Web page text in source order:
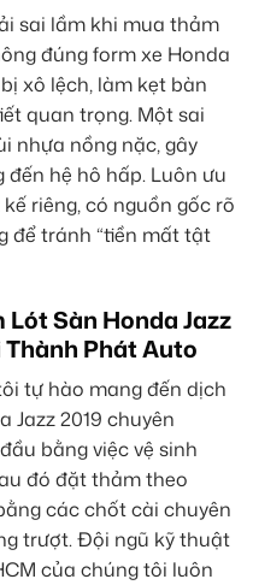
sai lầm khi mua thảm
đúng form xe Honda
xô lệch, làm kẹt bàn
quan trọng. Một sai
nhựa nồng nặc, gây
hệ hô hấp. Luôn ưu
riêng, có nguồn gốc rõ
để tránh “tiền mất tật
Sàn Honda Jazz
Thành Phát Auto
tự hào mang đến dịch
Jazz 2019 chuyên
bằng việc vệ sinh
đó đặt thảm theo
các chốt cài chuyên
trượt. Đội ngũ kỹ thuật
của chúng tôi luôn